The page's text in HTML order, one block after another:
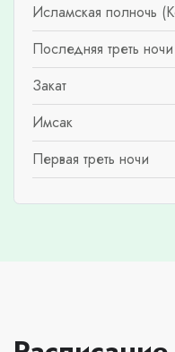
Исламская полночь
Последняя треть ночи
Закат
Имсак
Первая треть ночи